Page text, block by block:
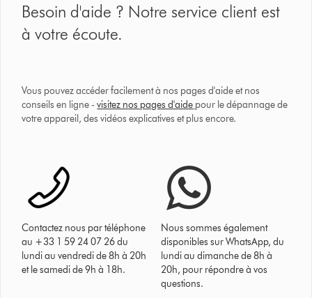
Besoin d'aide ? Notre service client est
à votre écoute.
Vous pouvez accéder facilement à nos pages d'aide et nos
conseils en ligne -visitez nos pages d'aide pour le dépannage de
votre appareil, des vidéos explicatives et plus encore.
Contactez nous par téléphone
au +33 1 59 24 07 26 du
lundi au vendredi de 8h à 20h
et le samedi de 9h à 18h.
Nous sommes également
disponibles sur WhatsApp, du
lundi au dimanche de 8h à
20h, pour répondre à vos
questions.